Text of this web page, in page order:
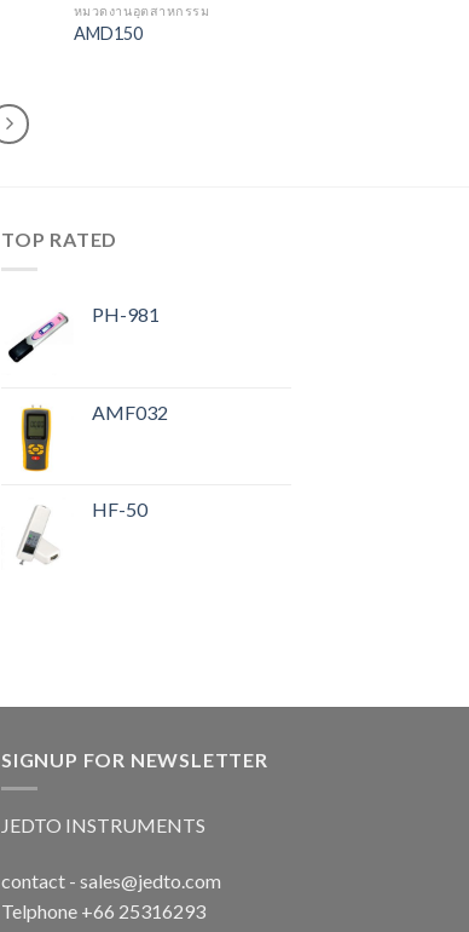
หมวดงานอุตสาหกรรม
AMD150
TOP RATED
PH-981
AMF032
HF-50
SIGNUP FOR NEWSLETTER
JEDTO INSTRUMENTS
contact - sales@jedto.com
Telphone +66 25316293